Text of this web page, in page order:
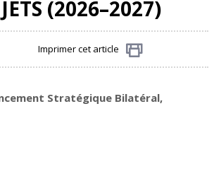
(2026–2027)
Imprimer cet article
Stratégique Bilatéral,